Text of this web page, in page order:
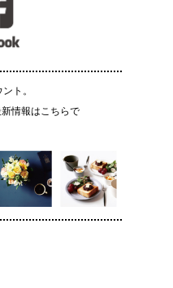
ト。
情報はこちらで